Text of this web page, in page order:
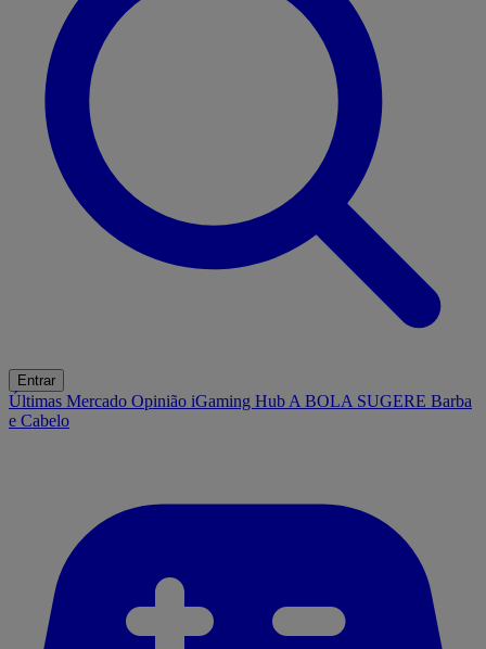
Entrar
Últimas Mercado Opinião iGaming Hub A BOLA SUGERE Barba
e Cabelo